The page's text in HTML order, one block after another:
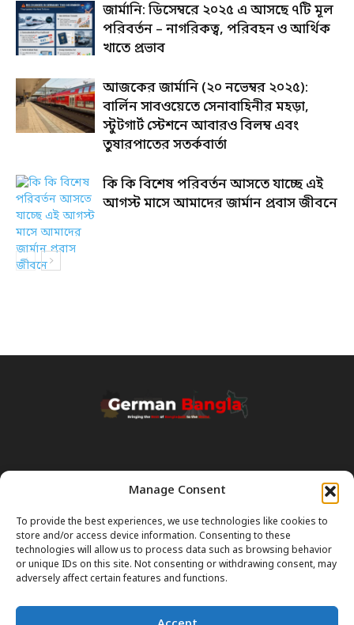
Manage Consent
To provide the best experiences, we use technologies like cookies to
store and/or access device information. Consenting to these
technologies will allow us to process data such as browsing behavior
or unique IDs on this site. Not consenting or withdrawing consent, may
adversely affect certain features and functions.
জার্মানি: ডিসেম্বরে ২০২৫ এ আসছে ৭টি মূল
পরিবর্তন – নাগরিকত্ব, পরিবহন ও আর্থিক
খাতে প্রভাব
আজকের জার্মানি (২০ নভেম্বর ২০২৫):
বার্লিন সাবওয়েতে সেনাবাহিনীর মহড়া,
স্টুটগার্ট স্টেশনে আবারও বিলম্ব এবং
তুষারপাতের সতর্কবার্তা
কি কি বিশেষ পরিবর্তন আসতে যাচ্ছে এই
আগস্ট মাসে আমাদের জার্মান প্রবাস জীবনে
Transparency & Disclaimer:
Some content and images on this site are generated with the
assistance of Artificial Intelligence (AI). While we strive for accuracy, AI
can occasionally produce incorrect or outdated information.
Please Note:The content on GermanBangla.com is intended solely
professional advice. Always verify official rules (Visas, Laws, Taxes)